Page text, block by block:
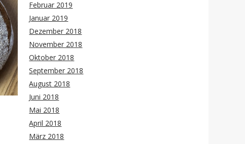
Februar 2019
Januar 2019
Dezember 2018
November 2018
Oktober 2018
September 2018
August 2018
Juni 2018
Mai 2018
April 2018
März 2018